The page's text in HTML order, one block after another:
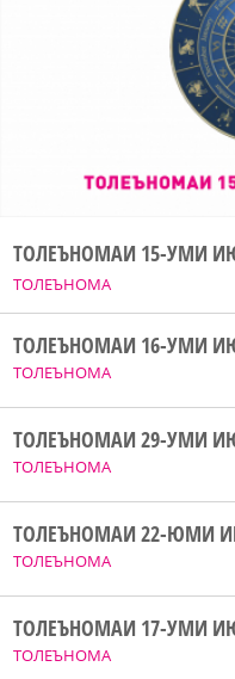
ТОЛЕЪНОМА
ТОЛЕЪНОМАИ 15-УМИ
ТОЛЕЪНОМА
ТОЛЕЪНОМАИ 16-УМИ
ТОЛЕЪНОМА
ТОЛЕЪНОМАИ 29-УМИ
ТОЛЕЪНОМА
ТОЛЕЪНОМАИ 22-ЮМИ
ТОЛЕЪНОМА
ТОЛЕЪНОМАИ 17-УМИ